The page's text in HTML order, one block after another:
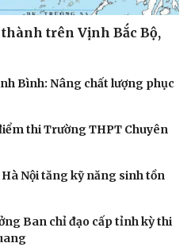
trên Vịnh Bắc Bộ,
Bình: Nâng chất lượng phục
thi Trường THPT Chuyên
Nội tăng kỹ năng sinh tồn
Ban chỉ đạo cấp tỉnh kỳ thi